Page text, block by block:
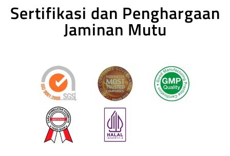
Sertifikasi dan Penghargaan
Jaminan Mutu